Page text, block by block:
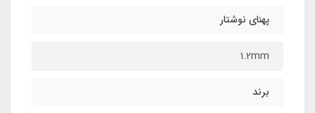
پهنای نوشتار
1.2mm
برند